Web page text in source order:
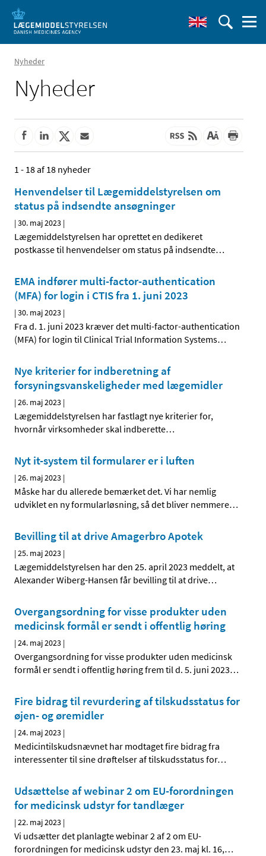
Nyheder
Nyheder
1 - 18 af 18 nyheder
Henvendelser til Lægemiddelstyrelsen om
status på indsendte ansøgninger
|30. maj 2023 |
Lægemiddelstyrelsen har oprettet en dedikeret
postkasse til henvendelser om status på indsendte…
EMA indfører multi-factor-authentication
(MFA) for login i CTIS fra 1. juni 2023
|30. maj 2023 |
Fra d. 1. juni 2023 kræver det multi-factor-authentication
(MFA) for login til Clinical Trial Information Systems…
Nye kriterier for indberetning af
forsyningsvanskeligheder med lægemidler
|26. maj 2023 |
Lægemiddelstyrelsen har fastlagt nye kriterier for,
hvornår virksomheder skal indberette…
Nyt it-system til formularer er i luften
|26. maj 2023 |
Måske har du allerede bemærket det. Vi har nemlig
udviklet en ny formularløsning, så det bliver nemmere…
Bevilling til at drive Amagerbro Apotek
|25. maj 2023 |
Lægemiddelstyrelsen har den 25. april 2023 meddelt, at
Alexander Wiberg-Hansen får bevilling til at drive…
Overgangsordning for visse produkter uden
medicinsk formål er sendt i offentlig høring
|24. maj 2023 |
Overgangsordning for visse produkter uden medicinsk
formål er sendt i offentlig høring frem til d. 5. juni 2023…
Fire bidrag til revurdering af tilskudsstatus for
øjen- og øremidler
|24. maj 2023 |
Medicintilskudsnævnet har modtaget fire bidrag fra
interessenter til sine drøftelser af tilskudsstatus for…
Udsættelse af webinar 2 om EU-forordningen
for medicinsk udstyr for tandlæger
|22. maj 2023 |
Vi udsætter det planlagte webinar 2 af 2 om EU-
forordningen for medicinsk udstyr den 23. maj kl. 16,…